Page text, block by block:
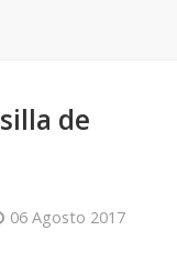
de
06 Agosto 2017